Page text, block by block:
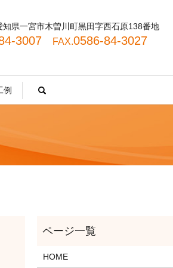
県一宮市木曽川町黒田字西石原138番地
3007 FAX.0586-84-3027
例
HOME